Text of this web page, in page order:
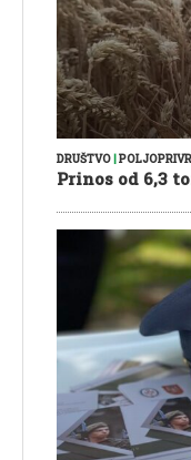
DRUŠTVO|
Prinos od 6,3